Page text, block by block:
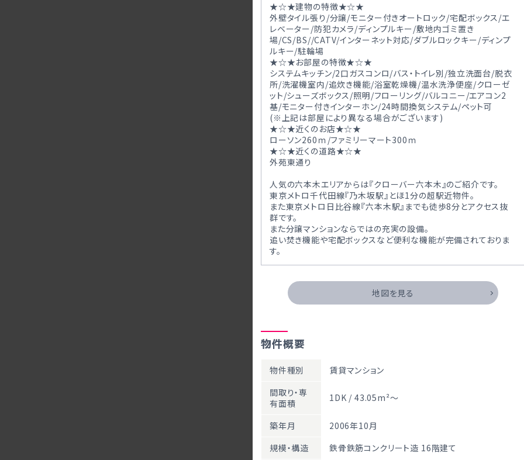
★☆★建物の特徴★☆★
外壁タイル張り/分譲/モニター付きオートロック/宅配ボックス/エ
レベーター/防犯カメラ/ディンプルキー/敷地内ゴミ置き
場/CS/BS//CATV/インターネット対応/ダブルロックキー/ディンプ
ルキー/駐輪場
★☆★お部屋の特徴★☆★
システムキッチン/2口ガスコンロ/バス・トイレ別/独立洗面台/脱衣
所/洗濯機室内/追炊き機能/浴室乾燥機/温水洗浄便座/クローゼ
ット/シューズボックス/照明/フローリング/バルコニー/エアコン2
基/モニター付きインターホン/24時間換気システム/ペット可
(※上記は部屋により異なる場合がございます)
★☆★近くのお店★☆★
ローソン260ｍ/ファミリーマート300ｍ
★☆★近くの道路★☆★
外苑東通り
人気の六本木エリアからは『クローバー六本木』のご紹介です。
東京メトロ千代田線『乃木坂駅』とほ1分の超駅近物件。
また東京メトロ日比谷線『六本木駅』までも徒歩8分とアクセス抜
群です。
また分譲マンションならではの充実の設備。
追い焚き機能や宅配ボックスなど便利な機能が完備されておりま
す。
地図を見る
物件概要
物件種別
賃貸マンション
間取り・専
有面積
1DK / 43.05m²～
築年月
2006年10月
規模・構造
鉄骨鉄筋コンクリート造 16階建て